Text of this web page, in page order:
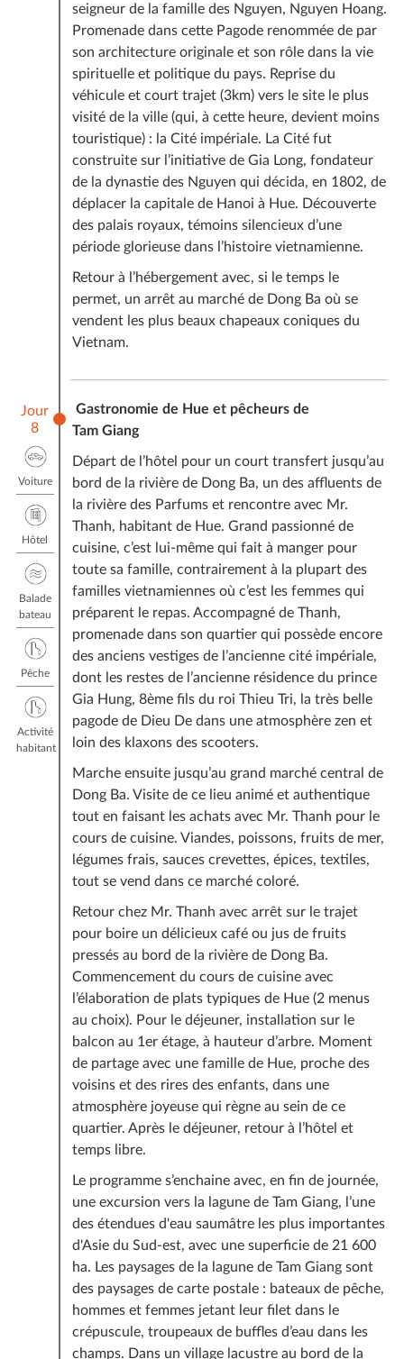
seigneur de la famille des Nguyen, Nguyen Hoang.
Promenade dans cette Pagode renommée de par
son architecture originale et son rôle dans la vie
spirituelle et politique du pays. Reprise du
véhicule et court trajet (3km) vers le site le plus
visité de la ville (qui, à cette heure, devient moins
touristique) : la Cité impériale. La Cité fut
construite sur l’initiative de Gia Long, fondateur
de la dynastie des Nguyen qui décida, en 1802, de
déplacer la capitale de Hanoi à Hue. Découverte
des palais royaux, témoins silencieux d’une
période glorieuse dans l’histoire vietnamienne.
Retour à l’hébergement avec, si le temps le
permet, un arrêt au marché de Dong Ba où se
vendent les plus beaux chapeaux coniques du
Vietnam.
Jour
8
Gastronomie de Hue et pêcheurs de
Tam Giang
Départ de l’hôtel pour un court transfert jusqu’au
bord de la rivière de Dong Ba, un des affluents de
la rivière des Parfums et rencontre avec Mr.
Thanh, habitant de Hue. Grand passionné de
cuisine, c’est lui-même qui fait à manger pour
toute sa famille, contrairement à la plupart des
familles vietnamiennes où c’est les femmes qui
préparent le repas. Accompagné de Thanh,
promenade dans son quartier qui possède encore
des anciens vestiges de l’ancienne cité impériale,
dont les restes de l’ancienne résidence du prince
Gia Hung, 8ème fils du roi Thieu Tri, la très belle
pagode de Dieu De dans une atmosphère zen et
loin des klaxons des scooters.
Marche ensuite jusqu’au grand marché central de
Dong Ba. Visite de ce lieu animé et authentique
tout en faisant les achats avec Mr. Thanh pour le
cours de cuisine. Viandes, poissons, fruits de mer,
légumes frais, sauces crevettes, épices, textiles,
tout se vend dans ce marché coloré.
Retour chez Mr. Thanh avec arrêt sur le trajet
pour boire un délicieux café ou jus de fruits
pressés au bord de la rivière de Dong Ba.
Commencement du cours de cuisine avec
l’élaboration de plats typiques de Hue (2 menus
au choix). Pour le déjeuner, installation sur le
balcon au 1er étage, à hauteur d’arbre. Moment
de partage avec une famille de Hue, proche des
voisins et des rires des enfants, dans une
atmosphère joyeuse qui règne au sein de ce
quartier. Après le déjeuner, retour à l’hôtel et
temps libre.
Le programme s’enchaine avec, en fin de journée,
une excursion vers la lagune de Tam Giang, l’une
des étendues d'eau saumâtre les plus importantes
d'Asie du Sud-est, avec une superficie de 21 600
ha. Les paysages de la lagune de Tam Giang sont
des paysages de carte postale : bateaux de pêche,
hommes et femmes jetant leur filet dans le
crépuscule, troupeaux de buffles d’eau dans les
champs. Dans un village lacustre au bord de la
Voiture
Hôtel
Balade
bateau
Pêche
Activité
habitant